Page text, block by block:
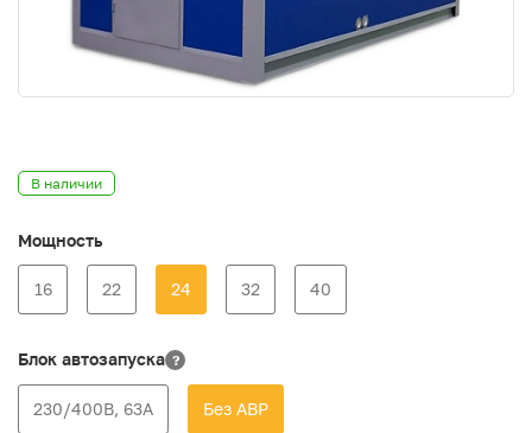
В наличии
Мощность
16 22 24 32 40
Блок автозапуска ?
230/400В, 63А Без АВР